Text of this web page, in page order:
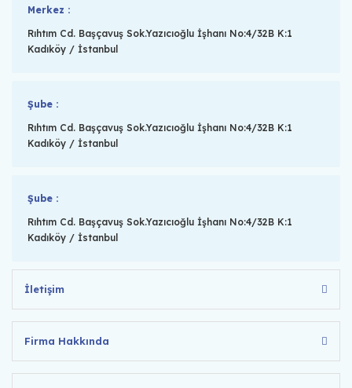
Merkez :
Rıhtım Cd. Başçavuş Sok.Yazıcıoğlu İşhanı No:4/32B K:1
Kadıköy / İstanbul
Şube :
Rıhtım Cd. Başçavuş Sok.Yazıcıoğlu İşhanı No:4/32B K:1
Kadıköy / İstanbul
Şube :
Rıhtım Cd. Başçavuş Sok.Yazıcıoğlu İşhanı No:4/32B K:1
Kadıköy / İstanbul
İletişim
Firma Hakkında